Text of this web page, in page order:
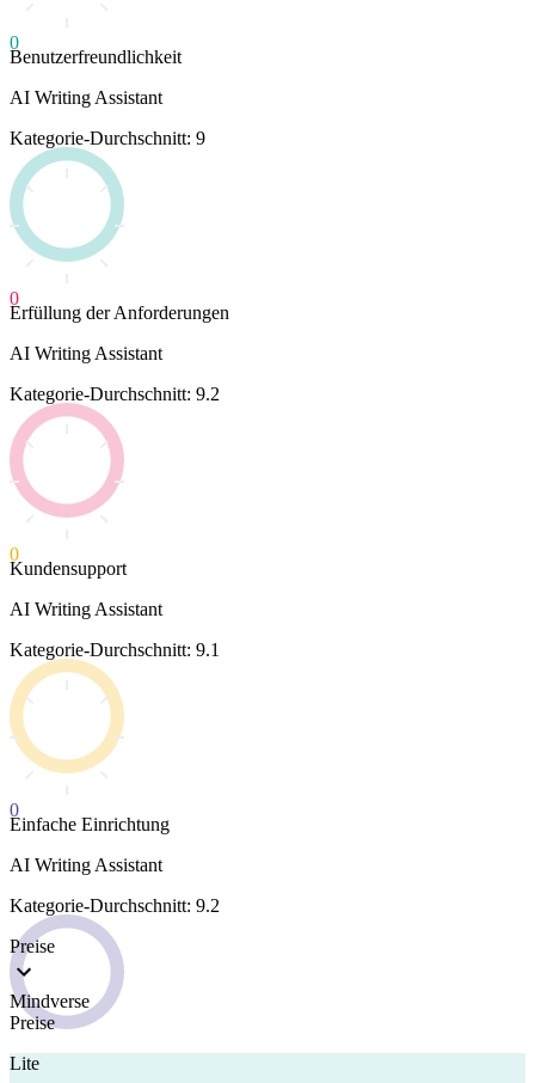
0
Benutzerfreundlichkeit
AI Writing Assistant
Kategorie-Durchschnitt: 9
0
Erfüllung der Anforderungen
AI Writing Assistant
Kategorie-Durchschnitt: 9.2
0
Kundensupport
AI Writing Assistant
Kategorie-Durchschnitt: 9.1
0
Einfache Einrichtung
AI Writing Assistant
Kategorie-Durchschnitt: 9.2
Preise
Mindverse
Preise
Lite